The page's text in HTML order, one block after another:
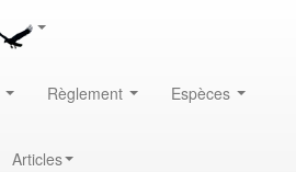
Règlement Espèces
Articles